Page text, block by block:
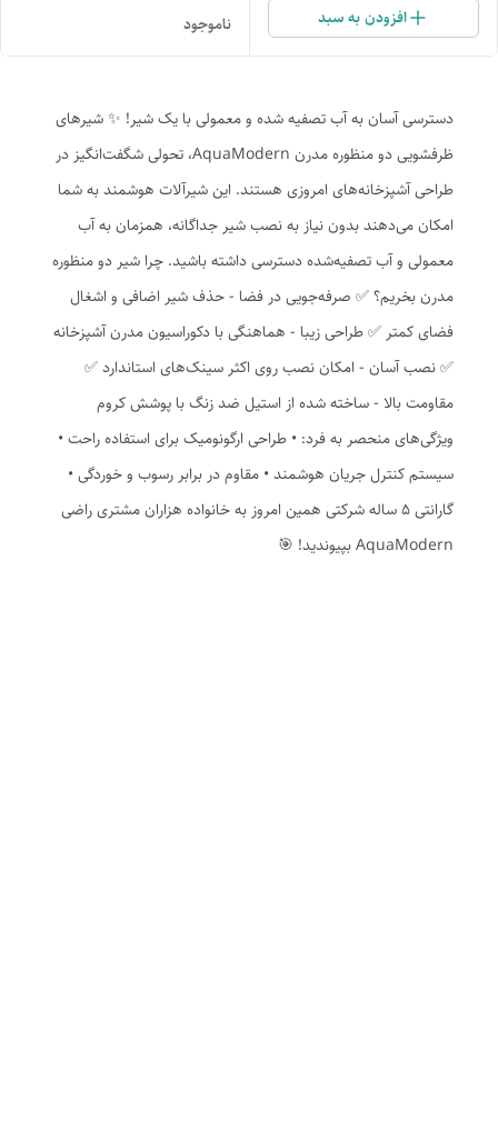
افزودن به سبد ناموجود
دسترسی آسان به آب تصفیه شده و معمولی با یک شیر! ✨ شیرهای
ظرفشویی دو منظوره مدرن AquaModern، تحولی شگفت‌انگیز در
طراحی آشپزخانه‌های امروزی هستند. این شیرآلات هوشمند به شما
امکان می‌دهند بدون نیاز به نصب شیر جداگانه، همزمان به آب
معمولی و آب تصفیه‌شده دسترسی داشته باشید. چرا شیر دو منظوره
مدرن بخریم؟ ✅ صرفه‌جویی در فضا - حذف شیر اضافی و اشغال
فضای کمتر ✅ طراحی زیبا - هماهنگی با دکوراسیون مدرن آشپزخانه
✅ نصب آسان - امکان نصب روی اکثر سینک‌های استاندارد ✅
مقاومت بالا - ساخته شده از استیل ضد زنگ با پوشش کروم
ویژگی‌های منحصر به فرد: • طراحی ارگونومیک برای استفاده راحت •
سیستم کنترل جریان هوشمند • مقاوم در برابر رسوب و خوردگی •
گارانتی 5 ساله شرکتی همین امروز به خانواده هزاران مشتری راضی
AquaModern بپیوندید! 🎯